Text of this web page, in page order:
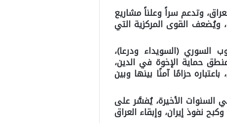
وتدعم سراً وعلناً مشاريع
ويُضعف القوى المركزية التي
السوري (السويداء ودرعا)،
حماية الإخوة في الدين،
حزامًا آمنًا بينها وبين
السنوات الأخيرة، يُفسَّر على
نفوذ إيران، وإبقاء العراق